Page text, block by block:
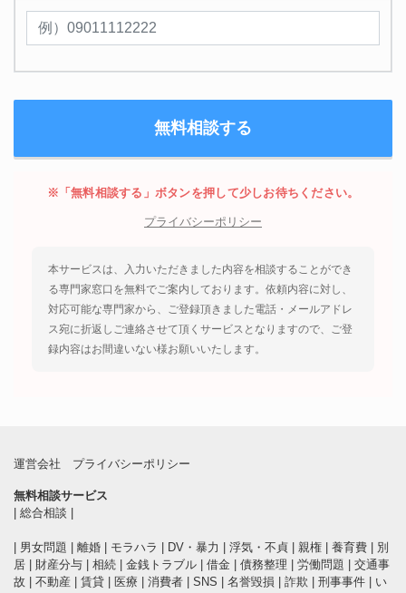
※「無料相談する」ボタンを押して少しお待ちください。
プライバシーポリシー
本サービスは、入力いただきました内容を相談することができ
る専門家窓口を無料でご案内しております。依頼内容に対し、
対応可能な専門家から、ご登録頂きました電話・メールアドレ
ス宛に折返しご連絡させて頂くサービスとなりますので、ご登
録内容はお間違いない様お願いいたします。
運営会社 プライバシーポリシー
無料相談サービス
総合相談
男女問題 離婚 モラハラ DV・暴力 浮気・不貞 親権 養育費
別
居
財産分与 相続 金銭トラブル 借金 債務整理 労働問題
交通事
故
不動産 賃貸 医療 消費者 SNS 名誉毀損 詐欺 刑事事件
い